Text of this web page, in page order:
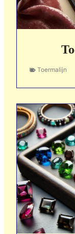
Toermalijn